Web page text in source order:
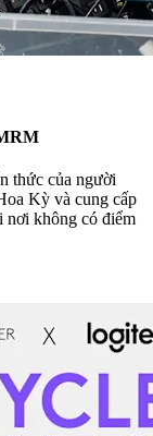
thức của người
Kỳ và cung cấp
nơi không có điểm